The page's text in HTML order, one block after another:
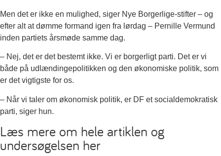
Men det er ikke en mulighed, siger Nye Borgerlige-stifter – og
efter alt at dømme formand igen fra lørdag – Pernille Vermund
inden partiets årsmøde samme dag.
– Nej, det er det bestemt ikke. Vi er borgerligt parti. Det er vi
både på udlændingepolitikken og den økonomiske politik, som
er det vigtigste for os.
– Når vi taler om økonomisk politik, er DF et socialdemokratisk
parti, siger hun.
Læs mere om hele artiklen og
undersøgelsen her